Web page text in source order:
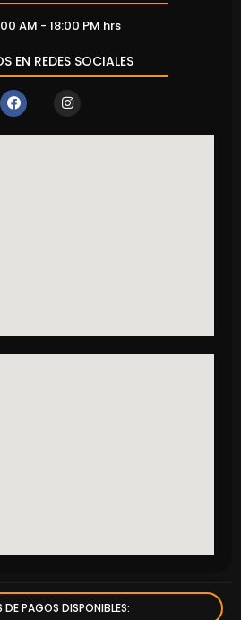
AM - 18:00 PM hrs
EN REDES SOCIALES
DE PAGOS DISPONIBLES: